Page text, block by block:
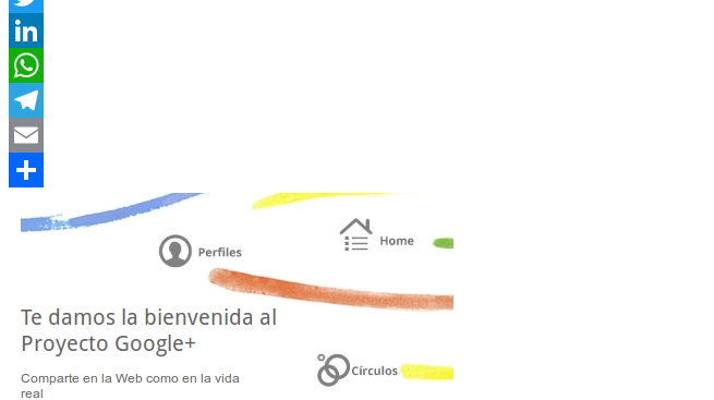
Twitter
LinkedIn
WhatsApp
Telegram
Email